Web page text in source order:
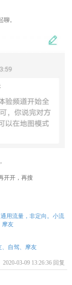
。
开开，再搜
用流量，非定向。小流
摩友
、自驾、摩友
03-09 13:26:36 回复